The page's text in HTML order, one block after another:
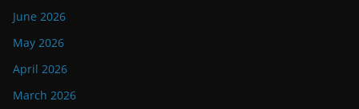
June 2026
May 2026
April 2026
March 2026